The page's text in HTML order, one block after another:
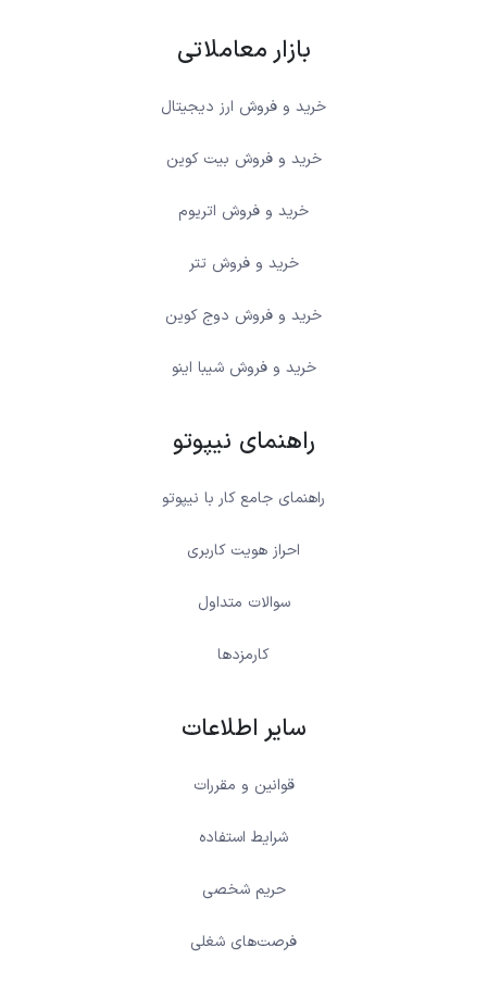
بازار معاملاتی
خرید و فروش ارز دیجیتال
خرید و فروش بیت کوین
خرید و فروش اتریوم
خرید و فروش تتر
خرید و فروش دوج کوین
خرید و فروش شیبا اینو
راهنمای نیپوتو
راهنمای جامع کار با نیپوتو
احراز هویت کاربری
سوالات متداول
کارمزدها
سایر اطلاعات
قوانین و مقررات
شرایط استفاده
حریم شخصی
فرصت‌های شغلی